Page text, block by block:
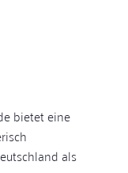
bietet eine
als